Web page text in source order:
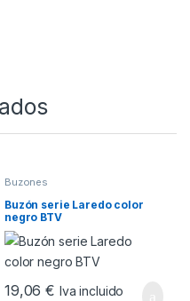
Buzones
Buzón serie Laredo color
negro BTV
19,06€ Iva incluido